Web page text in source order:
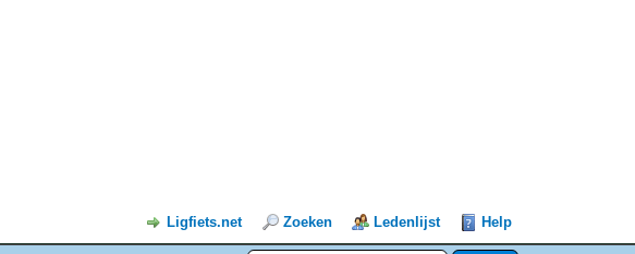
Ligfiets.net Zoeken Ledenlijst Help